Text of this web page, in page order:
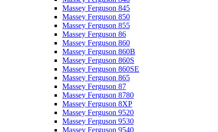
Massey Ferguson 845
Massey Ferguson 850
Massey Ferguson 855
Massey Ferguson 86
Massey Ferguson 860
Massey Ferguson 860B
Massey Ferguson 860S
Massey Ferguson 860SE
Massey Ferguson 865
Massey Ferguson 87
Massey Ferguson 8780
Massey Ferguson 8XP
Massey Ferguson 9520
Massey Ferguson 9530
Massey Ferguson 9540